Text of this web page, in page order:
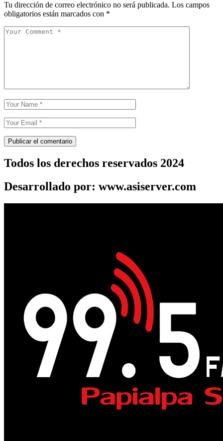
Tu dirección de correo electrónico no será publicada. Los campos
obligatorios están marcados con *
Todos los derechos reservados 2024
Desarrollado por: www.asiserver.com